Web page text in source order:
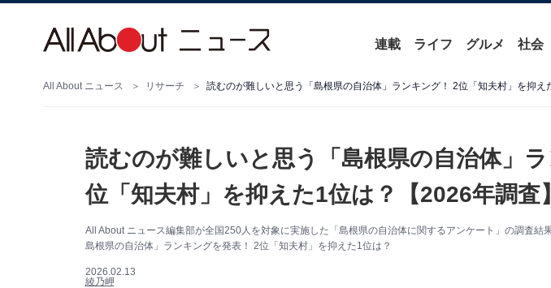
連載 ライフ グルメ 社会
All About ニュース リサーチ 読むのが難しいと思う「島根県の自治体」ランキング！ 2位「知夫村」を抑え
読むのが難しいと思う「島根県の自治体」
位「知夫村」を抑えた1位は？【2026年調査】
All About ニュース編集部が全国250人を対象に実施した「島根県の自治体に関するアンケート」の調査結
島根県の自治体」ランキングを発表！ 2位「知夫村」を抑えた1位は？
2026.02.13
綾乃岬